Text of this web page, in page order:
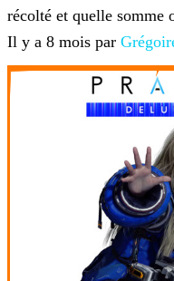
récolté et quelle somme
Il y a 8 mois par